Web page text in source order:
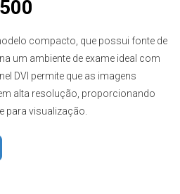
compacto, que possui fonte de
um ambiente de exame ideal com
DVI permite que as imagens
alta resolução, proporcionando
para visualização.